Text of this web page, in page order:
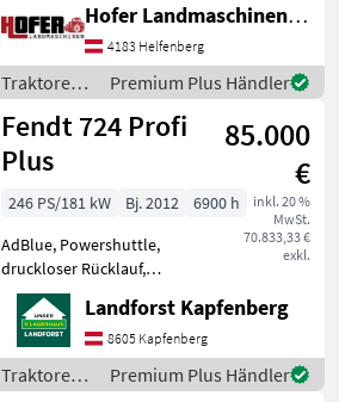
Zapfwellendrehzahl:
540/540E/1000/1000E,
Höchstgeschwindigkeit in
km/h: 50 km/h, Aufla
Hofer Landmaschinen Handels GmbH.
4183 Helfenberg
Traktoren /
Fendt
Premium Plus Händler
Fendt 724 Profi
Plus
85.000
€
inkl. 20 %
MwSt.
70.833,33 €
exkl.
246 PS/181 kW Bj. 2012
6900 h
AdBlue, Powershuttle,
druckloser Rücklauf,
Luftsitz,
Höchstgeschwindigkeit in
km/h: 50 km/h,
Kabinenfederung,
Plattform: Kabine,
Landforst Kapfenberg
8605 Kapfenberg
Traktoren /
Premium Plus Händler